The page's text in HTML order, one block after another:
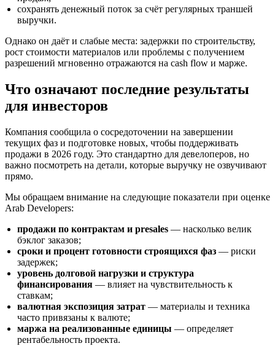
сохранять денежный поток за счёт регулярных траншей
выручки.
Однако он даёт и слабые места: задержки по строительству,
рост стоимости материалов или проблемы с получением
разрешений мгновенно отражаются на cash flow и марже.
Что означают последние результаты
для инвесторов
Компания сообщила о сосредоточении на завершении
текущих фаз и подготовке новых, чтобы поддерживать
продажи в 2026 году. Это стандартно для девелоперов, но
важно посмотреть на детали, которые выручку не озвучивают
прямо.
Мы обращаем внимание на следующие показатели при оценке
Arab Developers:
продажи по контрактам и presales — насколько велик
бэклог заказов;
сроки и процент готовности строящихся фаз — риски
задержек;
уровень долговой нагрузки и структура
финансирования — влияет на чувствительность к
ставкам;
валютная экспозиция затрат — материалы и техника
часто привязаны к валюте;
маржа на реализованные единицы — определяет
рентабельность проекта.